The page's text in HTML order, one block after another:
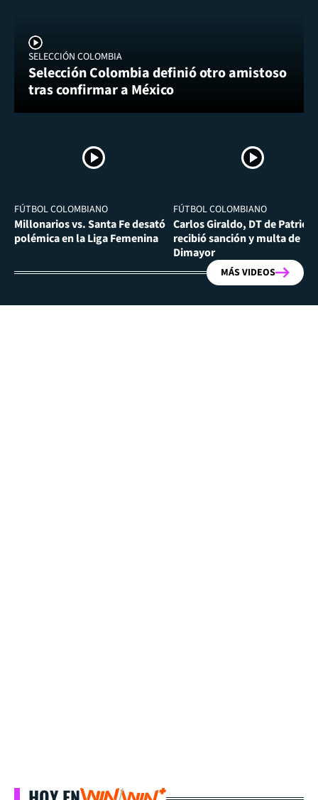
SELECCIÓN COLOMBIA
Selección Colombia definió otro amistoso
tras confirmar a México
FÚTBOL COLOMBIANO
Millonarios vs. Santa Fe desató
polémica en la Liga Femenina
FÚTBOL COLOMBIANO
Carlos Giraldo, DT de
recibió sanción y multa de
Dimayor
MÁS VIDEOS